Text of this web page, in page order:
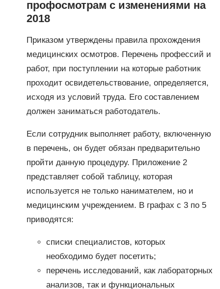
профосмотрам с изменениями на
2018
Приказом утверждены правила прохождения
медицинских осмотров. Перечень профессий и
работ, при поступлении на которые работник
проходит освидетельствование, определяется,
исходя из условий труда. Его составлением
должен заниматься работодатель.
Если сотрудник выполняет работу, включенную
в перечень, он будет обязан предварительно
пройти данную процедуру. Приложение 2
представляет собой таблицу, которая
используется не только нанимателем, но и
медицинским учреждением. В графах с 3 по 5
приводятся:
списки специалистов, которых
необходимо будет посетить;
перечень исследований, как лабораторных
анализов, так и функциональных